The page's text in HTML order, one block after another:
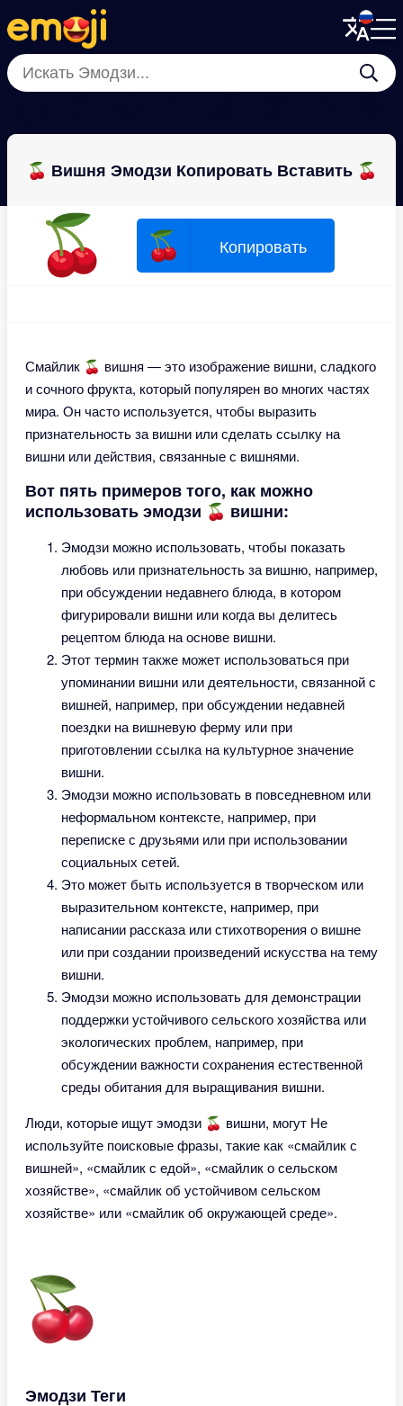
Menu
Close
Menu
Close
🍒 Вишня Эмодзи Копировать Вставить 🍒
🍒 🍒 Копировать
Смайлик 🍒 вишня — это изображение вишни, сладкого
и сочного фрукта, который популярен во многих частях
мира. Он часто используется, чтобы выразить
признательность за вишни или сделать ссылку на
вишни или действия, связанные с вишнями.
Вот пять примеров того, как можно
использовать эмодзи 🍒 вишни:
Эмодзи можно использовать, чтобы показать
любовь или признательность за вишню, например,
при обсуждении недавнего блюда, в котором
фигурировали вишни или когда вы делитесь
рецептом блюда на основе вишни.
Этот термин также может использоваться при
упоминании вишни или деятельности, связанной с
вишней, например, при обсуждении недавней
поездки на вишневую ферму или при
приготовлении ссылка на культурное значение
вишни.
Эмодзи можно использовать в повседневном или
неформальном контексте, например, при
переписке с друзьями или при использовании
социальных сетей.
Это может быть используется в творческом или
выразительном контексте, например, при
написании рассказа или стихотворения о вишне
или при создании произведений искусства на тему
вишни.
Эмодзи можно использовать для демонстрации
поддержки устойчивого сельского хозяйства или
экологических проблем, например, при
обсуждении важности сохранения естественной
среды обитания для выращивания вишни.
Люди, которые ищут эмодзи 🍒 вишни, могут Не
используйте поисковые фразы, такие как «смайлик с
вишней», «смайлик с едой», «смайлик о сельском
хозяйстве», «смайлик об устойчивом сельском
хозяйстве» или «смайлик об окружающей среде».
Эмодзи Теги